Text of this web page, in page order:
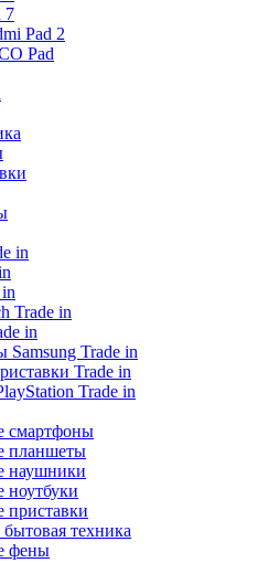
7
Pad 2
Pad
in
Trade in
in
Trade in
Trade in
Trade in
смартфоны
планшеты
наушники
ноутбуки
приставки
техника
фены